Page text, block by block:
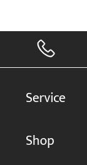
Service
Shop